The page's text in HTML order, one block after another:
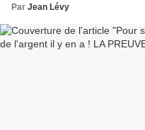
Par Jean Lévy